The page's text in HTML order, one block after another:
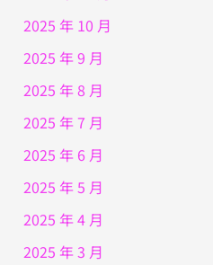
2025 年 10 月
2025 年 9 月
2025 年 8 月
2025 年 7 月
2025 年 6 月
2025 年 5 月
2025 年 4 月
2025 年 3 月